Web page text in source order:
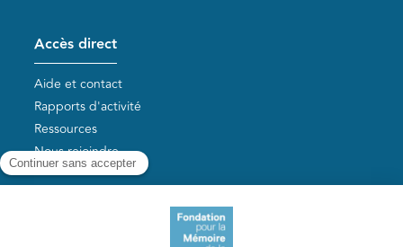
Accès direct
Aide et contact
Rapports d'activité
Ressources
Nous rejoindre